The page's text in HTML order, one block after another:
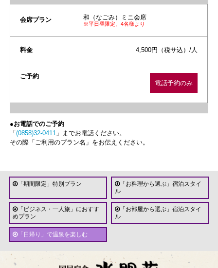
和（なごみ）ミニ会席
※平日昼限定、4名様より
4,500円（税サ込）/人
電話予約のみ
●お電話でのご予約
「(0858)32-0411 」までお電話ください。
その際「ご利用のプラン名」をお伝えください。
「期間限定」特別プラン
「お料理から選ぶ」宿泊スタイ
ル
「ビジネス・一人旅」におすす
めプラン
「お部屋から選ぶ」宿泊スタイ
ル
「日帰り」で温泉を楽しむ